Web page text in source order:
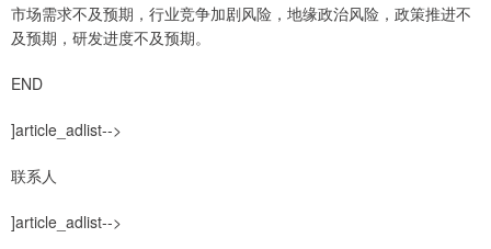
市场需求不及预期，行业竞争加剧风险，地缘政治风险，政策推进不
及预期，研发进度不及预期。
END
]article_adlist-->
联系人
]article_adlist-->